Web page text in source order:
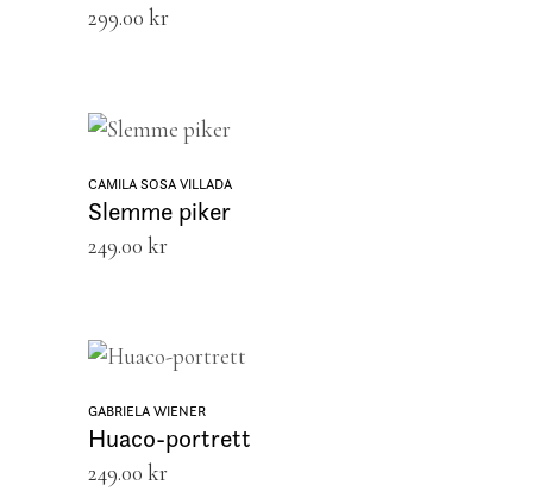
299.00 kr
LEGG I HANDLEKURV
CAMILA SOSA VILLADA
Slemme piker
249.00 kr
LEGG I HANDLEKURV
GABRIELA WIENER
Huaco-portrett
249.00 kr